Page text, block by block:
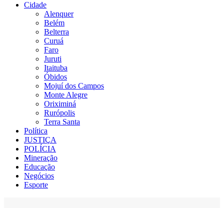
Cidade
Alenquer
Belém
Belterra
Curuá
Faro
Juruti
Itaituba
Óbidos
Mojuí dos Campos
Monte Alegre
Oriximiná
Rurópolis
Terra Santa
Política
JUSTIÇA
POLÍCIA
Mineração
Educação
Negócios
Esporte